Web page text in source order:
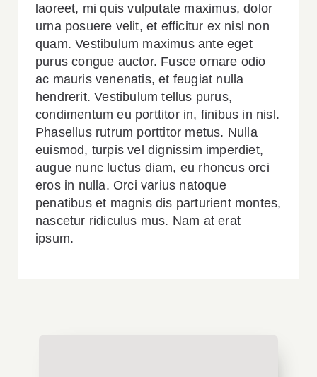
laoreet, mi quis vulputate maximus, dolor
urna posuere velit, et efficitur ex nisl non
quam. Vestibulum maximus ante eget
purus congue auctor. Fusce ornare odio
ac mauris venenatis, et feugiat nulla
hendrerit. Vestibulum tellus purus,
condimentum eu porttitor in, finibus in nisl.
Phasellus rutrum porttitor metus. Nulla
euismod, turpis vel dignissim imperdiet,
augue nunc luctus diam, eu rhoncus orci
eros in nulla. Orci varius natoque
penatibus et magnis dis parturient montes,
nascetur ridiculus mus. Nam at erat
ipsum.